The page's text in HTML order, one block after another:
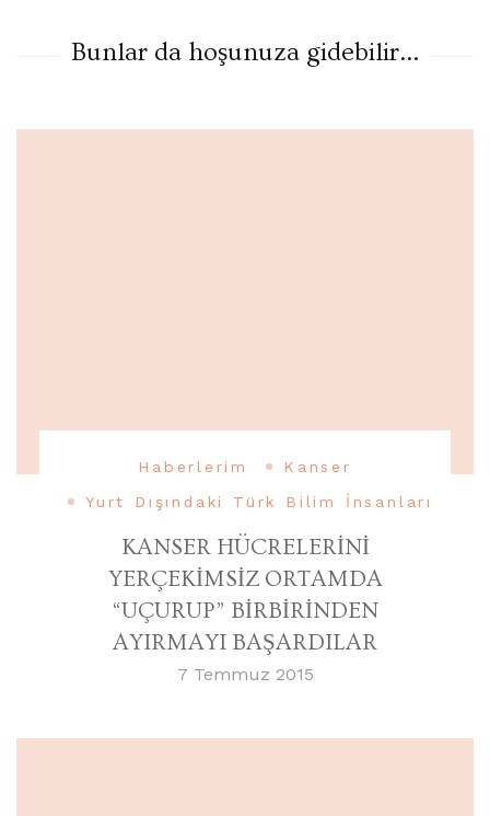
Bunlar da hoşunuza gidebilir...
Haberlerim
Kanser
Yurt Dışındaki Türk Bilim İnsanları
KANSER HÜCRELERİNİ
YERÇEKİMSİZ ORTAMDA
“UÇURUP” BİRBİRİNDEN
AYIRMAYI BAŞARDILAR
7 Temmuz 2015